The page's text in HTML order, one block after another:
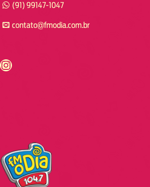
(91) 99147-1047
contato@fmodia.com.br
https://www.instagram.com/fmodia.cabofrio/